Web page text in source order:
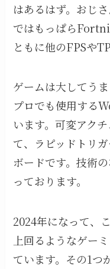
はあるはず。おじ
ではもっぱら
ともに他のFPSや
ゲームは大してう
プロでも使用する
います。可変アク
て、ラピッドトリ
ボードです。技術
っております。
2024年になって、
上回るようなゲー
ています。その1つ